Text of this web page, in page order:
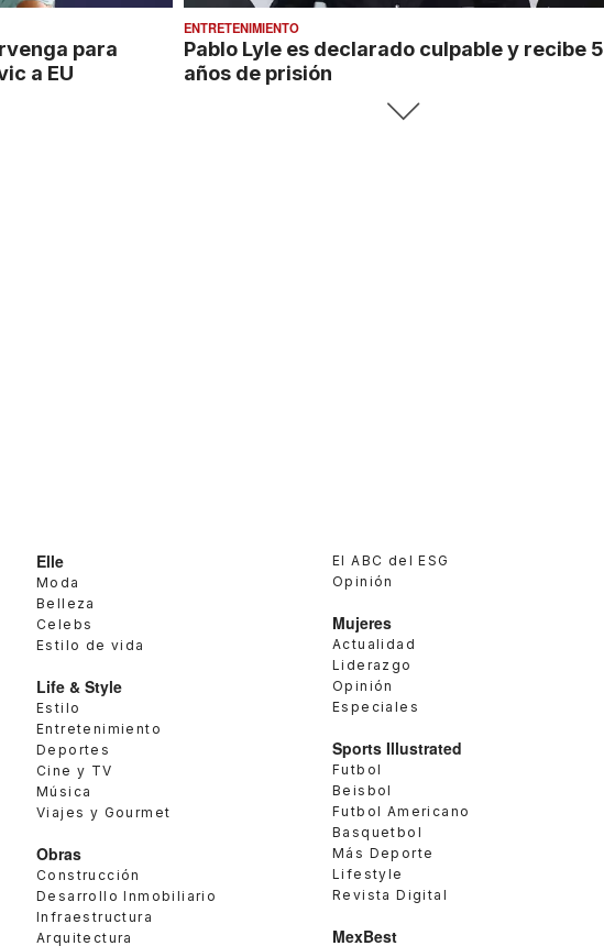
para
a EU
ENTRETENIMIENTO
Pablo Lyle es declarado culpable y recibe 5
años de prisión
Elle
Moda
Belleza
Celebs
Estilo de vida
Life & Style
Estilo
Entretenimiento
Deportes
Cine y TV
Música
Viajes y Gourmet
Obras
Construcción
Desarrollo Inmobiliario
Infraestructura
Arquitectura
El ABC del ESG
Opinión
Mujeres
Actualidad
Liderazgo
Opinión
Especiales
Sports Illustrated
Futbol
Beisbol
Futbol Americano
Basquetbol
Más Deporte
Lifestyle
Revista Digital
MexBest